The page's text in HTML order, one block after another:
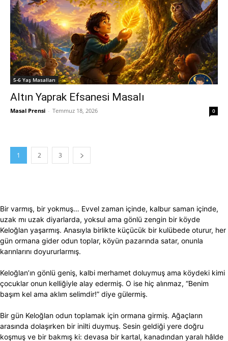
5-6 Yaş Masalları
Altın Yaprak Efsanesi Masalı
Masal Prensi - Temmuz 18, 2026 0
1 2 3
Bir varmış, bir yokmuş… Evvel zaman içinde, kalbur saman içinde,
uzak mı uzak diyarlarda, yoksul ama gönlü zengin bir köyde
Keloğlan yaşarmış. Anasıyla birlikte küçücük bir kulübede oturur, her
gün ormana gider odun toplar, köyün pazarında satar, onunla
karınlarını doyururlarmış.
Keloğlan’ın gönlü geniş, kalbi merhamet doluymuş ama köydeki kimi
çocuklar onun kelliğiyle alay edermiş. O ise hiç alınmaz, “Benim
başım kel ama aklım selimdir!” diye gülermiş.
Bir gün Keloğlan odun toplamak için ormana girmiş. Ağaçların
arasında dolaşırken bir inilti duymuş. Sesin geldiği yere doğru
koşmuş ve bir bakmış ki: devasa bir kartal, kanadından yaralı hâlde